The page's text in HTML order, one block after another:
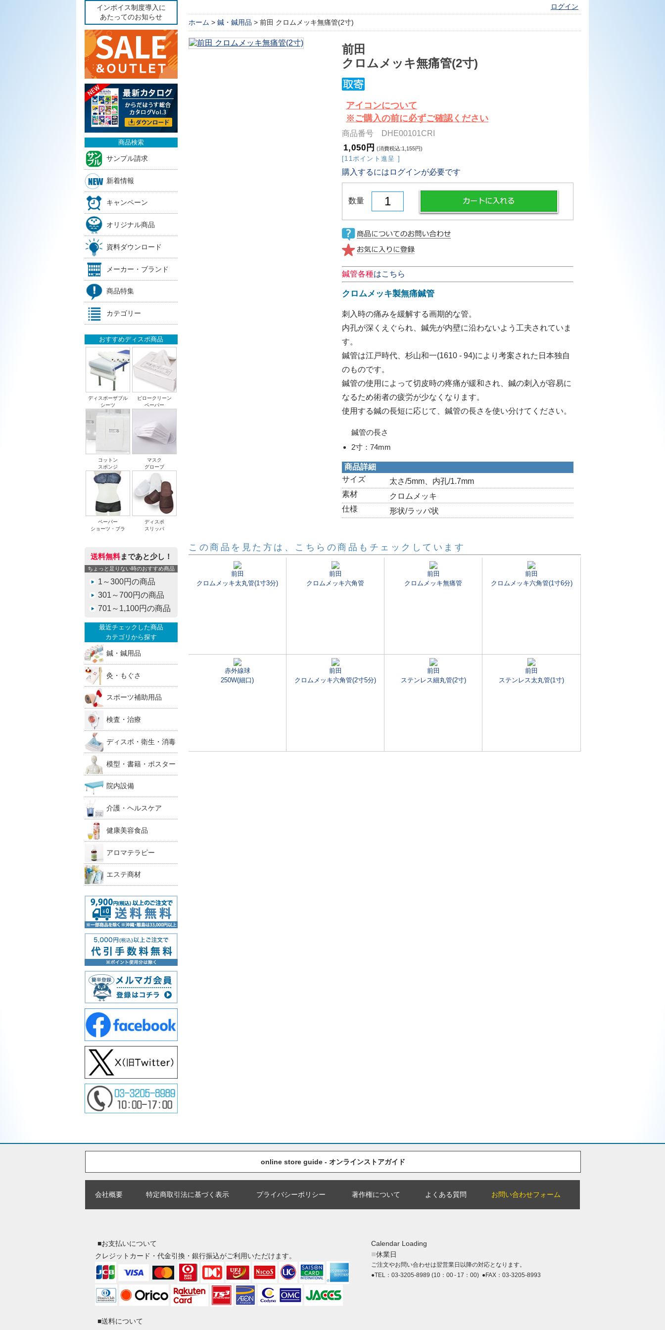
インボイス制度導入に
あたってのお知らせ
商品検索
サンプル請求
新着情報
キャンペーン
オリジナル商品
資料ダウンロード
メーカー・ブランド
商品特集
カテゴリー
おすすめディスポ商品
ディスポーザブル
シーツ
ピロークリーン
ペーパー
コットン
スポンジ
マスク
グローブ
ペーパー
ショーツ・ブラ
ディスポ
スリッパ
送料無料まであと少し！
ちょっと足りない時のおすすめ商品
1～300円の商品
301～700円の商品
701～1,100円の商品
最近チェックした商品
カテゴリから探す
鍼・鍼用品
灸・もぐさ
スポーツ補助用品
検査・治療
ディスポ・衛生・消毒
模型・書籍・ポスター
院内設備
介護・ヘルスケア
健康美容食品
アロマテラピー
エステ商材
ログイン
ホーム > 鍼・鍼用品 > 前田 クロムメッキ無痛管(2寸)
前田
クロムメッキ無痛管(2寸)
アイコンについて
※ご購入の前に必ずご確認ください
商品番号 DHE00101CRI
1,050円 (消費税込:1,155円)
[11ポイント進呈 ]
購入するにはログインが必要です
数量
鍼管各種はこちら
クロムメッキ製無痛鍼管
刺入時の痛みを緩解する画期的な管。
内孔が深くえぐられ、鍼先が内壁に沿わないよう工夫されていま
す。
鍼管は江戸時代、杉山和一(1610 - 94)により考案された日本独自
のものです。
鍼管の使用によって切皮時の疼痛が緩和され、鍼の刺入が容易に
なるため術者の疲労が少なくなります。
使用する鍼の長短に応じて、鍼管の長さを使い分けてください。
鍼管の長さ
2寸：74mm
商品詳細
サイズ
太さ/5mm、内孔/1.7mm
素材
クロムメッキ
仕様
形状/ラッパ状
この商品を見た方は、こちらの商品もチェックしています
前田
クロムメッキ太丸管(1寸3分)
前田
クロムメッキ六角管
前田
クロムメッキ無痛管
前田
クロムメッキ六角管(1寸6分)
赤外線球
250W(細口)
前田
クロムメッキ六角管(2寸5分)
前田
ステンレス細丸管(2寸)
前田
ステンレス太丸管(1寸)
online store guide - オンラインストアガイド
会社概要 特定商取引法に基づく表示 プライバシーポリシー 著作権について よくある質問 お問い合わせフォーム
■お支払いについて
クレジットカード・代金引換・銀行振込がご利用いただけます。
■送料について
Calendar Loading
■休業日
ご注文やお問い合わせは翌営業日以降の対応となります。
●TEL：03-3205-8989 (10：00 - 17：00) ●FAX：03-3205-8993